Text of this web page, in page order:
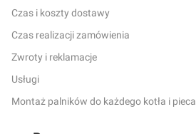
Czas i koszty dostawy
Czas realizacji zamówienia
Zwroty i reklamacje
Usługi
Montaż palników do każdego kotła i pieca